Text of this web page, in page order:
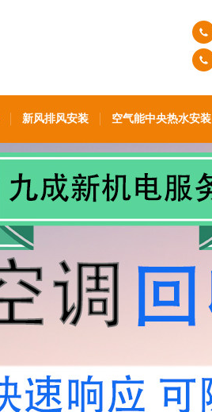
新风排风安装 空气能中央热水安装